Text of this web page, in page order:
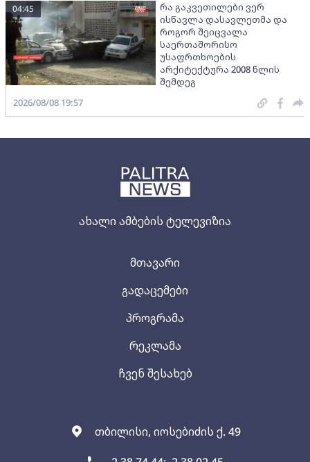
ახალი ამბების ტელევიზია
თბილისი, იოსებიძის ქ. 49
მთავარი
გადაცემები
პროგრამა
რეკლამა
ჩვენ შესახებ
რა გაკვეთილები ვერ
ისწავლა დასავლეთმა და
როგორ შეიცვალა
საერთაშორისო
უსაფრთხოების
არქიტექტურა 2008 წლის
შემდეგ
04:45
2026/08/08 19:57